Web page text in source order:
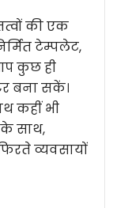
की एक
टेम्पलेट,
कुछ ही
बना सकें।
कहीं भी
साथ,
व्यवसायों